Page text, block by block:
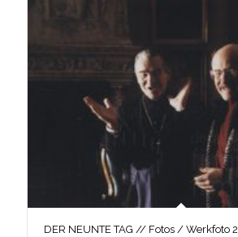
DER NEUNTE TAG // Fotos / Werkfoto 2